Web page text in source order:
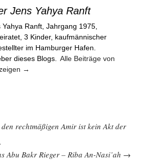
Jens Yahya Ranft
Yahya Ranft, Jahrgang 1975,
3 Kinder, kaufmännischer
im Hamburger Hafen.
dieses Blogs.
Alle Beiträge von
→
rechtmäßigen Amir ist kein Akt der
Abu Bakr Rieger – Riba An-Nasi’ah →